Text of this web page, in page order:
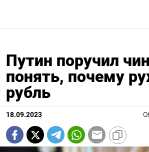
Путин поручил
понять, почему
рубль
18.09.2023